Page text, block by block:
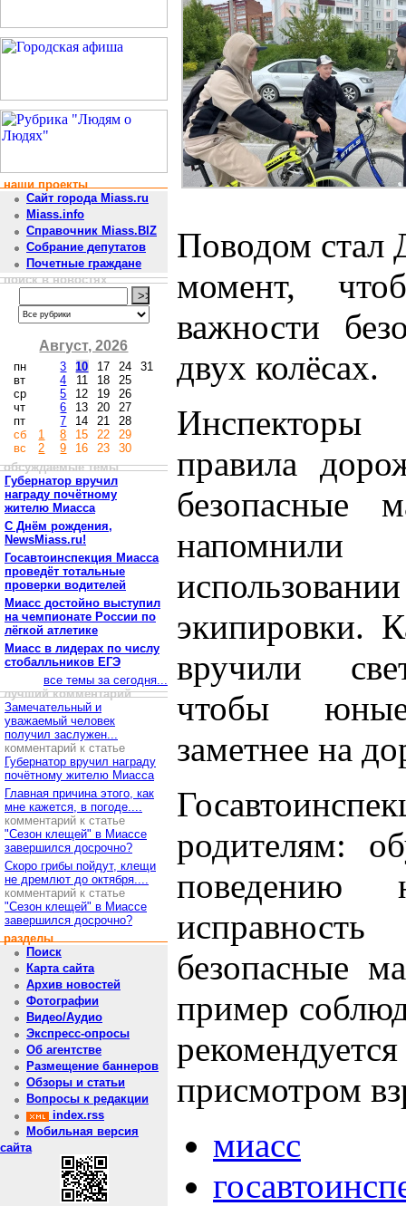
наши проекты
Сайт города Miass.ru
Miass.info
Справочник Miass.BIZ
Собрание депутатов
Почетные граждане
поиск в новостях
Август, 2026
пн
вт
ср
чт
пт
сб
вс
1
2
3
4
5
6
7
8
9
10
11
12
13
14
15
16
17
18
19
20
21
22
23
24
25
26
27
28
29
30
31
обсуждаемые темы
Губернатор вручил
награду почётному
жителю Миасса
С Днём рождения,
NewsMiass.ru!
Госавтоинспекция Миасса
проведёт тотальные
проверки водителей
Миасс достойно выступил
на чемпионате России по
лёгкой атлетике
Миасс в лидерах по числу
стобалльников ЕГЭ
все темы за сегодня...
лучший комментарий
Замечательный и
уважаемый человек
получил заслужен...
комментарий к статье
Губернатор вручил награду
почётному жителю Миасса
Главная причина этого, как
мне кажется, в погоде....
комментарий к статье
"Сезон клещей" в Миассе
завершился досрочно?
Скоро грибы пойдут, клещи
не дремлют до октября....
комментарий к статье
"Сезон клещей" в Миассе
завершился досрочно?
разделы
Поиск
Карта сайта
Архив новостей
Фотографии
Видео/Аудио
Экспресс-опросы
Об агентстве
Размещение баннеров
Обзоры и статьи
Вопросы к редакции
index.rss
Мобильная версия
сайта
Поводом стал
момент,
важности
двух колёсах.
правила
безопасные
экипировки.
вручили
чтобы
заметнее на
родителям:
поведению
безопасные
пример
присмотром
миасс